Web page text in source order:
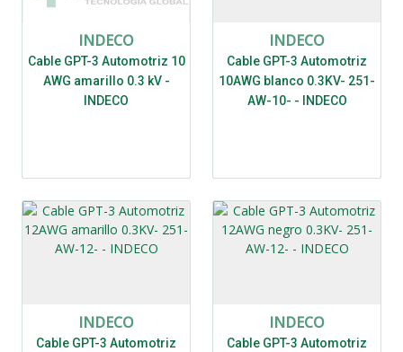
INDECO
Cable GPT-3 Automotriz 10
AWG amarillo 0.3 kV -
INDECO
INDECO
Cable GPT-3 Automotriz
10AWG blanco 0.3KV- 251-
AW-10- - INDECO
INDECO
Cable GPT-3 Automotriz
INDECO
Cable GPT-3 Automotriz